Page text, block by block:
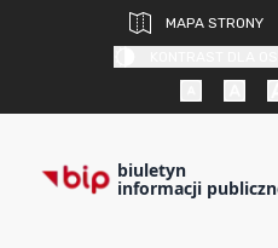
MAPA STRONY
biuletyn
informacji